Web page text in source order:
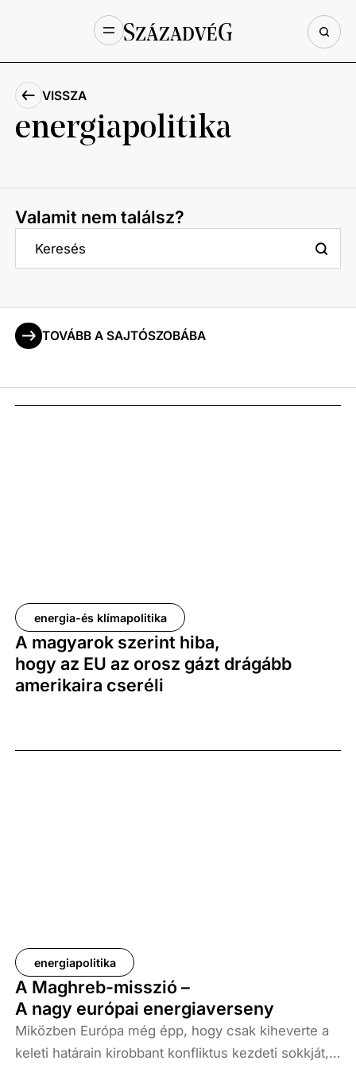
energiapolitika
VISSZA
Valamit nem találsz?
TOVÁBB A SAJTÓSZOBÁBA
energia-és klímapolitika
A magyarok szerint hiba,
hogy az EU az orosz gázt drágább
amerikaira cseréli
energiapolitika
A Maghreb-misszió –
A nagy európai energiaverseny
Miközben Európa még épp, hogy csak kiheverte a
keleti határain kirobbant konfliktus kezdeti sokkját,